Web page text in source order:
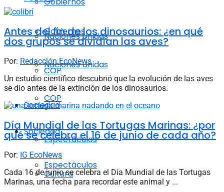
Naciones Unidas
COP
Sociedad
Espectáculos
Cultura
Gobiernos
Naciones Unidas
COP
Sociedad
Espectáculos
Antes del fin de los dinosaurios: ¿en qué
dos grupos se dividían las aves?
Por: Redacción EcoNews
Un estudio científico descubrió que la evolución de las aves
se dio antes de la extinción de los dinosaurios.
Día Mundial de las Tortugas Marinas: ¿por
qué se celebra el 16 de junio de cada año?
Por: IG EcoNews
Cada 16 de junio se celebra el Día Mundial de las Tortugas
Marinas, una fecha para recordar este animal y ...